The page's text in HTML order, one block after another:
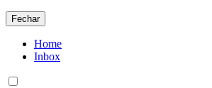
Fechar
Home
Inbox